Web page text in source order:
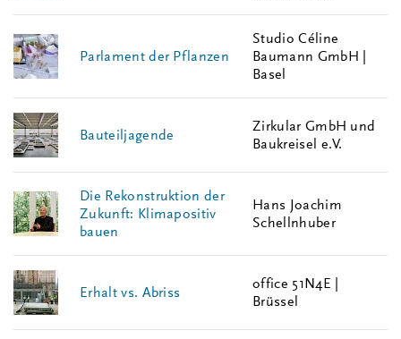
Parlament der Pflanzen
Studio Céline
Baumann GmbH |
Basel
Bauteiljagende
Zirkular GmbH und
Baukreisel e.V.
Die Rekonstruktion der
Zukunft: Klimapositiv
bauen
Hans Joachim
Schellnhuber
Erhalt vs. Abriss
office 51N4E |
Brüssel